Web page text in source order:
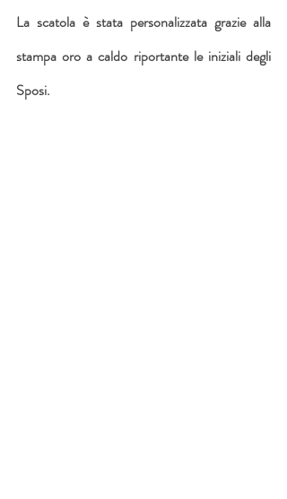
La scatola è stata personalizzata grazie alla
stampa oro a caldo riportante le iniziali degli
Sposi.